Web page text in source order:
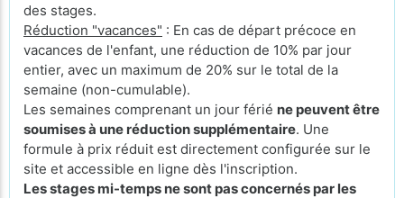
des stages.
Réduction "vacances" : En cas de départ précoce en
vacances de l'enfant, une réduction de 10% par jour
entier, avec un maximum de 20% sur le total de la
semaine (non-cumulable).
Les semaines comprenant un jour férié ne peuvent être
soumises à une réduction supplémentaire. Une
formule à prix réduit est directement configurée sur le
site et accessible en ligne dès l'inscription.
Les stages mi-temps ne sont pas concernés par les